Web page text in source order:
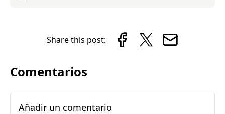
Share this post:
Comentarios
Añadir un comentario